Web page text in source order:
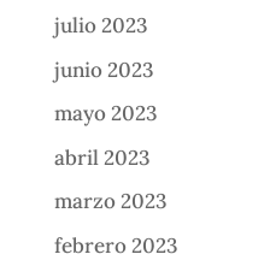
julio 2023
junio 2023
mayo 2023
abril 2023
marzo 2023
febrero 2023